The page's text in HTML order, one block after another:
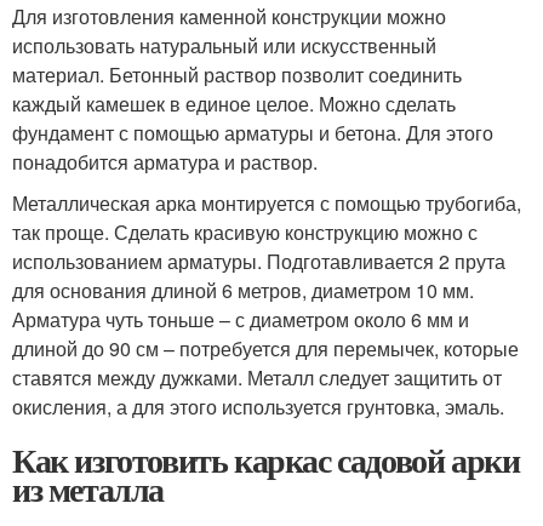
Для изготовления каменной конструкции можно
использовать натуральный или искусственный
материал. Бетонный раствор позволит соединить
каждый камешек в единое целое. Можно сделать
фундамент с помощью арматуры и бетона. Для этого
понадобится арматура и раствор.
Металлическая арка монтируется с помощью трубогиба,
так проще. Сделать красивую конструкцию можно с
использованием арматуры. Подготавливается 2 прута
для основания длиной 6 метров, диаметром 10 мм.
Арматура чуть тоньше – с диаметром около 6 мм и
длиной до 90 см – потребуется для перемычек, которые
ставятся между дужками. Металл следует защитить от
окисления, а для этого используется грунтовка, эмаль.
Как изготовить каркас садовой арки
из металла